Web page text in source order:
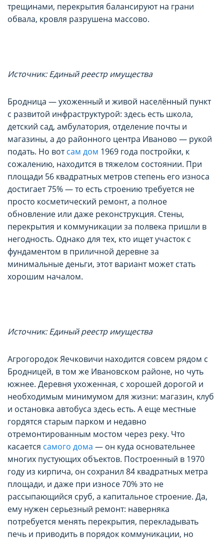
трещинами, перекрытия балансируют на грани
обвала, кровля разрушена массово.
Источник: Единый реестр имущества
Бродница — ухоженный и живой населённый пункт
с развитой инфраструктурой: здесь есть школа,
детский сад, амбулатория, отделение почты и
магазины, а до районного центра Иваново — рукой
подать. Но вотсам дом 1969 года постройки, к
сожалению, находится в тяжелом состоянии. При
площади 56 квадратных метров степень его износа
достигает 75% — то есть строению требуется не
просто косметический ремонт, а полное
обновление или даже реконструкция. Стены,
перекрытия и коммуникации за полвека пришли в
негодность. Однако для тех, кто ищет участок с
фундаментом в приличной деревне за
минимальные деньги, этот вариант может стать
хорошим началом.
Источник: Единый реестр имущества
Агрогородок Яечковичи находится совсем рядом с
Бродницей, в том же Ивановском районе, но чуть
южнее. Деревня ухоженная, с хорошей дорогой и
необходимым минимумом для жизни: магазин, клуб
и остановка автобуса здесь есть. А еще местные
гордятся старым парком и недавно
отремонтированным мостом через реку. Что
касается самого дома — он куда основательнее
многих пустующих объектов. Построенный в 1970
году из кирпича, он сохранил 84 квадратных метра
площади, и даже при износе 70% это не
рассыпающийся сруб, а капитальное строение. Да,
ему нужен серьезный ремонт: наверняка
потребуется менять перекрытия, перекладывать
печь и приводить в порядок коммуникации, но